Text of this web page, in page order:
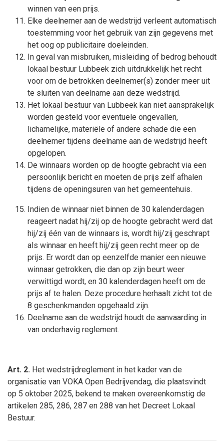
winnen van een prijs.
Elke deelnemer aan de wedstrijd verleent automatisch
toestemming voor het gebruik van zijn gegevens met
het oog op publicitaire doeleinden.
In geval van misbruiken, misleiding of bedrog behoudt
lokaal bestuur Lubbeek zich uitdrukkelijk het recht
voor om de betrokken deelnemer(s) zonder meer uit
te sluiten van deelname aan deze wedstrijd.
Het lokaal bestuur van Lubbeek kan niet aansprakelijk
worden gesteld voor eventuele ongevallen,
lichamelijke, materiële of andere schade die een
deelnemer tijdens deelname aan de wedstrijd heeft
opgelopen.
De winnaars worden op de hoogte gebracht via een
persoonlijk bericht en moeten de prijs zelf afhalen
tijdens de openingsuren van het gemeentehuis.
Indien de winnaar niet binnen de 30 kalenderdagen
reageert nadat hij/zij op de hoogte gebracht werd dat
hij/zij één van de winnaars is, wordt hij/zij geschrapt
als winnaar en heeft hij/zij geen recht meer op de
prijs. Er wordt dan op eenzelfde manier een nieuwe
winnaar getrokken, die dan op zijn beurt weer
verwittigd wordt, en 30 kalenderdagen heeft om de
prijs af te halen. Deze procedure herhaalt zicht tot de
8 geschenkmanden opgehaald zijn.
Deelname aan de wedstrijd houdt de aanvaarding in
van onderhavig reglement.
Art. 2. Het wedstrijdreglement in het kader van de
organisatie van VOKA Open Bedrijvendag, die plaatsvindt
op 5 oktober 2025, bekend te maken overeenkomstig de
artikelen 285, 286, 287 en 288 van het Decreet Lokaal
Bestuur.